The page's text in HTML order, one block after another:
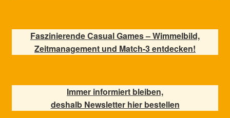
Faszinierende Casual Games – Wimmelbild,
Zeitmanagement und Match-3 entdecken!
Immer informiert bleiben,
deshalb Newsletter hier bestellen